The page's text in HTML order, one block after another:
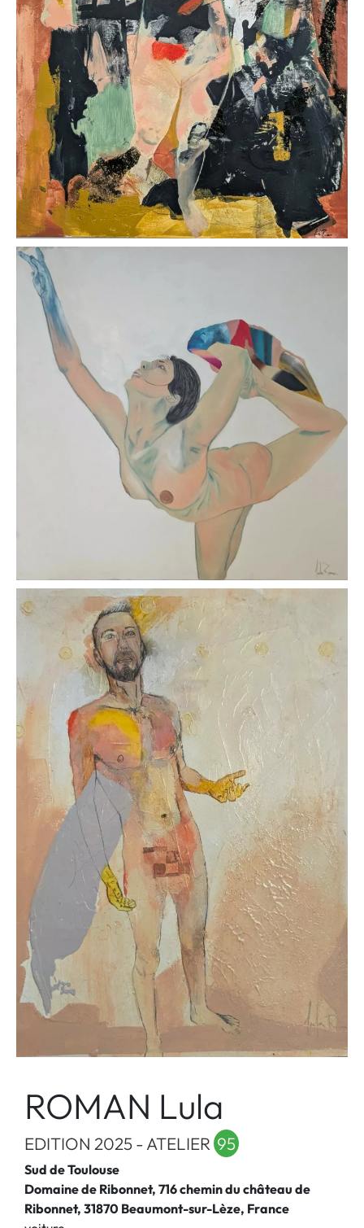
ROMAN Lula
EDITION 2025 - ATELIER 95
Sud de Toulouse
Domaine de Ribonnet, 716 chemin du château de
Ribonnet, 31870 Beaumont-sur-Lèze, France